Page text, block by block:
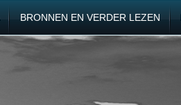
BRONNEN EN VERDER LEZEN